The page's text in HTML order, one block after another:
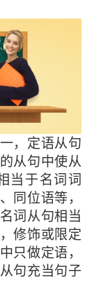
，定语从句
从句中使从
当于名词词
同位语等，
词从句相当
修饰或限定
只做定语，
句充当句子